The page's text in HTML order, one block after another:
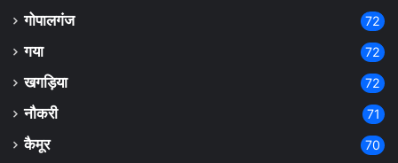
गोपालगंज 72
गया 72
खगड़िया 72
नौकरी 71
कैमूर 70